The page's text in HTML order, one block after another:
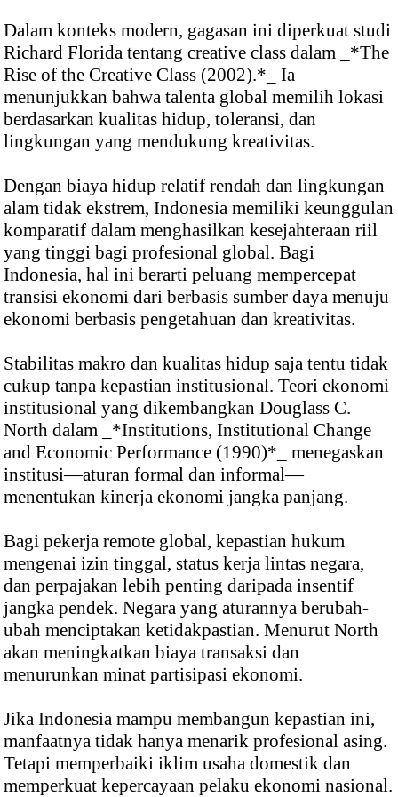
Dalam konteks modern, gagasan ini diperkuat studi
Richard Florida tentang creative class dalam _*The
Rise of the Creative Class (2002).*_ Ia
menunjukkan bahwa talenta global memilih lokasi
berdasarkan kualitas hidup, toleransi, dan
lingkungan yang mendukung kreativitas.
Dengan biaya hidup relatif rendah dan lingkungan
alam tidak ekstrem, Indonesia memiliki keunggulan
komparatif dalam menghasilkan kesejahteraan riil
yang tinggi bagi profesional global. Bagi
Indonesia, hal ini berarti peluang mempercepat
transisi ekonomi dari berbasis sumber daya menuju
ekonomi berbasis pengetahuan dan kreativitas.
Stabilitas makro dan kualitas hidup saja tentu tidak
cukup tanpa kepastian institusional. Teori ekonomi
institusional yang dikembangkan Douglass C.
North dalam _*Institutions, Institutional Change
and Economic Performance (1990)*_ menegaskan
institusi—aturan formal dan informal—
menentukan kinerja ekonomi jangka panjang.
Bagi pekerja remote global, kepastian hukum
mengenai izin tinggal, status kerja lintas negara,
dan perpajakan lebih penting daripada insentif
jangka pendek. Negara yang aturannya berubah-
ubah menciptakan ketidakpastian. Menurut North
akan meningkatkan biaya transaksi dan
menurunkan minat partisipasi ekonomi.
Jika Indonesia mampu membangun kepastian ini,
manfaatnya tidak hanya menarik profesional asing.
Tetapi memperbaiki iklim usaha domestik dan
memperkuat kepercayaan pelaku ekonomi nasional.